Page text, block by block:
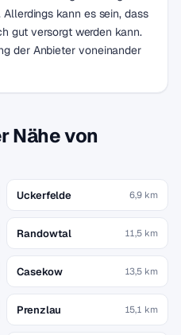
kann es sein, dass
gut versorgt werden kann.
der Anbieter voneinander
Nähe von
Uckerfelde 6,9 km
Randowtal 11,5 km
Casekow 13,5 km
Prenzlau 15,1 km